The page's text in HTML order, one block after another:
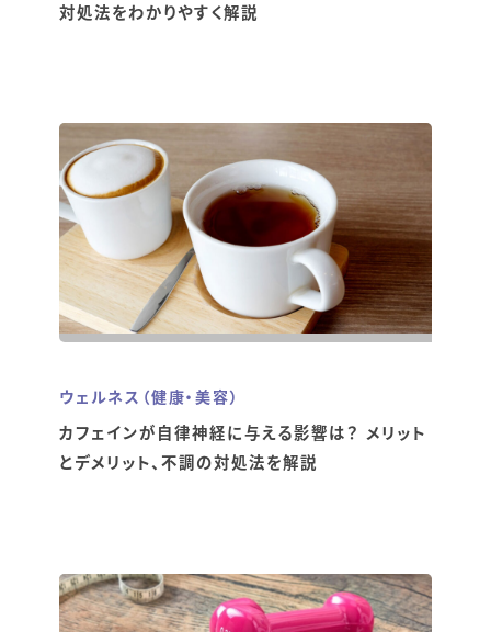
対処法をわかりやすく解説
ウェルネス（健康・美容）
カフェインが自律神経に与える影響は？ メリット
とデメリット、不調の対処法を解説